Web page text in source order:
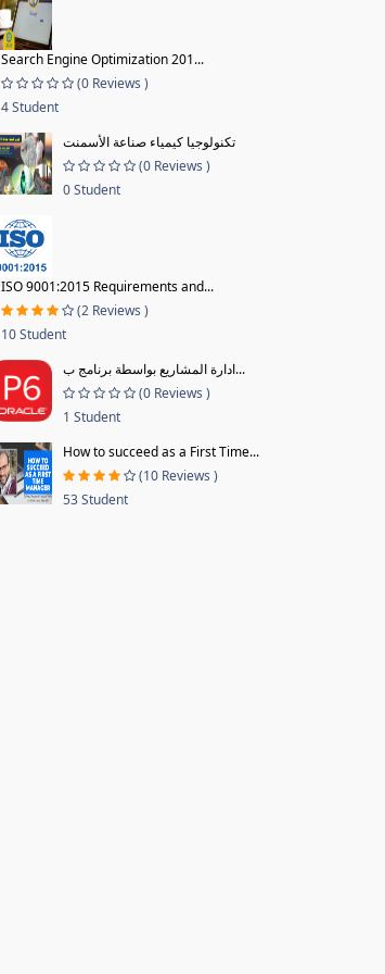
Search Engine Optimization 201...
(0 Reviews )
4 Student
تكنولوجيا كيمياء صناعة الأسمنت
(0 Reviews )
0 Student
ISO 9001:2015 Requirements and...
(2 Reviews )
10 Student
ادارة المشاريع بواسطة برنامج ب...
(0 Reviews )
1 Student
How to succeed as a First Time...
(10 Reviews )
53 Student